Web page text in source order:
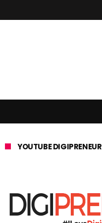
YOUTUBE DIGIPRENEUR